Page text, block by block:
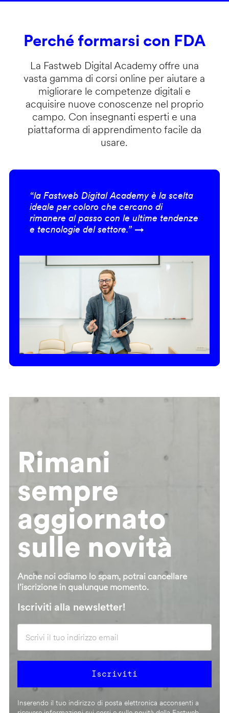
Perché formarsi con FDA
La Fastweb Digital Academy offre una
vasta gamma di corsi online per aiutare a
migliorare le competenze digitali e
acquisire nuove conoscenze nel proprio
campo. Con insegnanti esperti e una
piattaforma di apprendimento facile da
usare.
“la Fastweb Digital Academy è la scelta
ideale per coloro che cercano di
rimanere al passo con le ultime tendenze
e tecnologie del settore.” →
Rimani
sempre
aggiornato
sulle novità
Anche noi odiamo lo spam, potrai cancellare
l’iscrizione in qualunque momento.
Iscriviti alla newsletter!
Inserendo il tuo indirizzo di posta elettronica acconsenti a